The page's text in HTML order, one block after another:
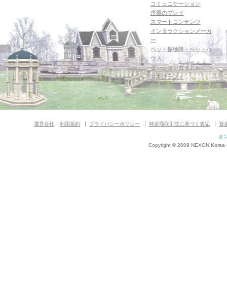
コミュニケーション
序盤のプレイ
スマートコンテンツ
インタラクションメーカ
ー
ペット探検隊・ペットハ
ウス
ダンジョンガイド
マギグラフィ
運営会社 利用規約 プライバシーポリシー 特定商取引法に基づく表記 資
オ
Copyright © 2009 NEXON Korea